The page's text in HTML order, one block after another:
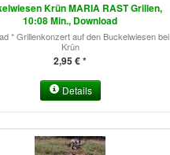
Krün MARIA RAST Grillen,
10:08 Min., Download
* Grillenkonzert auf den Buckelwiesen bei
Krün
2,95 € *
Details